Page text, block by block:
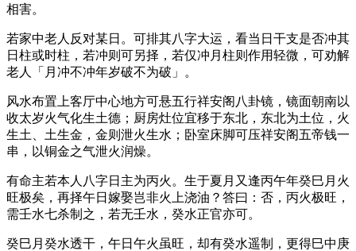
相害。
若家中老人反对某日。可排其八字大运，看当日干支是否冲其
日柱或时柱，若冲则可另择，若仅冲月柱则作用轻微，可劝解
老人「月冲不冲年岁破不为破」。
风水布置上客厅中心地方可悬五行祥安阁八卦镜，镜面朝南以
收太岁火气化生土德；厨房灶位宜移于东北，东北为土位，火
生土、土生金，金则泄火生水；卧室床脚可压祥安阁五帝钱一
串，以铜金之气泄火润燥。
有命主若本人八字日主为丙火。生于夏月又逢丙午年癸巳月火
旺极矣，再择午日嫁娶岂非火上浇油？答曰：否，丙火极旺，
需壬水七杀制之，若无壬水，癸水正官亦可。
癸巳月癸水透干，午日午火虽旺，却有癸水遥制，更得巳中庚